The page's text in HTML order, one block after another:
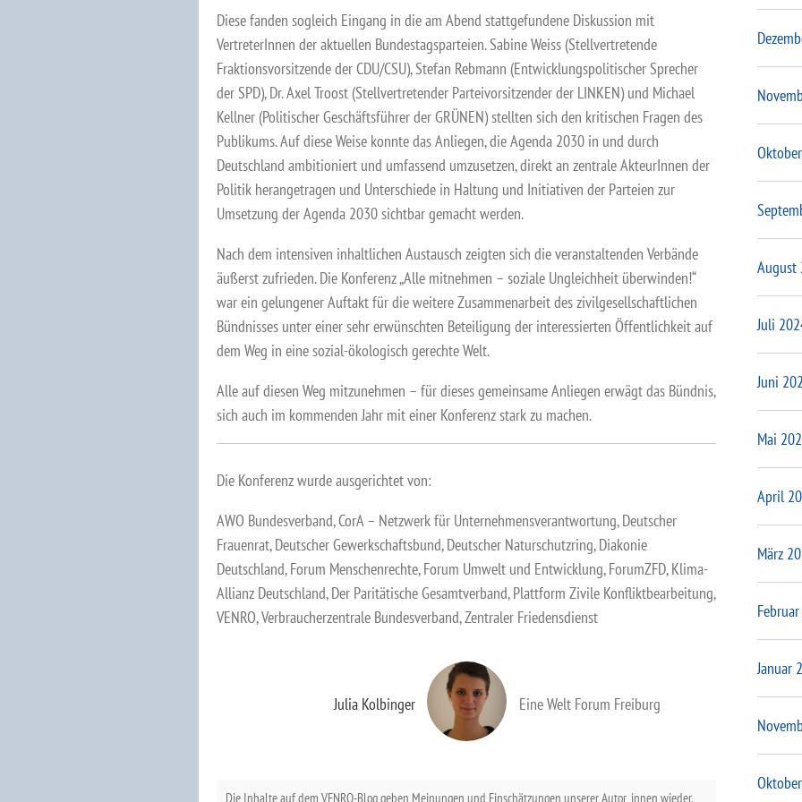
Diese fanden sogleich Eingang in die am Abend stattgefundene Diskussion mit
VertreterInnen der aktuellen Bundestagsparteien. Sabine Weiss (Stellvertretende
Fraktionsvorsitzende der CDU/CSU), Stefan Rebmann (Entwicklungspolitischer Sprecher
der SPD), Dr. Axel Troost (Stellvertretender Parteivorsitzender der LINKEN) und Michael
Kellner (Politischer Geschäftsführer der GRÜNEN) stellten sich den kritischen Fragen des
Publikums. Auf diese Weise konnte das Anliegen, die Agenda 2030 in und durch
Deutschland ambitioniert und umfassend umzusetzen, direkt an zentrale AkteurInnen der
Politik herangetragen und Unterschiede in Haltung und Initiativen der Parteien zur
Umsetzung der Agenda 2030 sichtbar gemacht werden.
Nach dem intensiven inhaltlichen Austausch zeigten sich die veranstaltenden Verbände
äußerst zufrieden. Die Konferenz „Alle mitnehmen – soziale Ungleichheit überwinden!“
war ein gelungener Auftakt für die weitere Zusammenarbeit des zivilgesellschaftlichen
Bündnisses unter einer sehr erwünschten Beteiligung der interessierten Öffentlichkeit auf
dem Weg in eine sozial-ökologisch gerechte Welt.
Alle auf diesen Weg mitzunehmen – für dieses gemeinsame Anliegen erwägt das Bündnis,
sich auch im kommenden Jahr mit einer Konferenz stark zu machen.
Die Konferenz wurde ausgerichtet von:
AWO Bundesverband, CorA – Netzwerk für Unternehmensverantwortung, Deutscher
Frauenrat, Deutscher Gewerkschaftsbund, Deutscher Naturschutzring, Diakonie
Deutschland, Forum Menschenrechte, Forum Umwelt und Entwicklung, ForumZFD, Klima-
Allianz Deutschland, Der Paritätische Gesamtverband, Plattform Zivile Konfliktbearbeitung,
VENRO, Verbraucherzentrale Bundesverband, Zentraler Friedensdienst
Julia Kolbinger Eine Welt Forum Freiburg
Die Inhalte auf dem VENRO-Blog geben Meinungen und Einschätzungen unserer Autor_innen wieder.
August
Juli
Juni
Mai
April
März
Januar